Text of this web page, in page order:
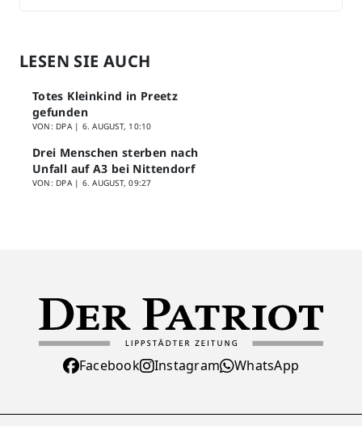
LESEN SIE AUCH
Totes Kleinkind in Preetz
gefunden
VON: DPA | 6. AUGUST, 10:10
Drei Menschen sterben nach
Unfall auf A3 bei Nittendorf
VON: DPA | 6. AUGUST, 09:27
Facebook Instagram WhatsApp